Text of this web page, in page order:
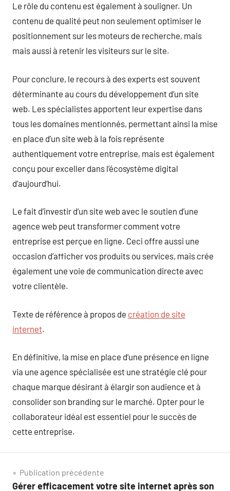
Le rôle du contenu est également à souligner. Un
contenu de qualité peut non seulement optimiser le
positionnement sur les moteurs de recherche, mais
mais aussi à retenir les visiteurs sur le site.
Pour conclure, le recours à des experts est souvent
déterminante au cours du développement d’un site
web. Les spécialistes apportent leur expertise dans
tous les domaines mentionnés, permettant ainsi la mise
en place d’un site web à la fois représente
authentiquement votre entreprise, mais est également
conçu pour exceller dans l’écosystème digital
d’aujourd’hui.
Le fait d’investir d’un site web avec le soutien d’une
agence web peut transformer comment votre
entreprise est perçue en ligne. Ceci offre aussi une
occasion d’afficher vos produits ou services, mais crée
également une voie de communication directe avec
votre clientèle.
Texte de référence à propos de création de site
internet.
En définitive, la mise en place d’une présence en ligne
via une agence spécialisée est une stratégie clé pour
chaque marque désirant à élargir son audience et à
consolider son branding sur le marché. Opter pour le
collaborateur idéal est essentiel pour le succès de
cette entreprise.
Navigation
Publication précédente
Gérer efficacement votre site internet après son